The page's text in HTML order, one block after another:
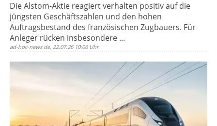
Die Alstom-Aktie reagiert verhalten positiv auf die
jüngsten Geschäftszahlen und den hohen
Auftragsbestand des französischen Zugbauers. Für
Anleger rücken insbesondere ...
ad-hoc-news.de, 22.07.26 10:06 Uhr